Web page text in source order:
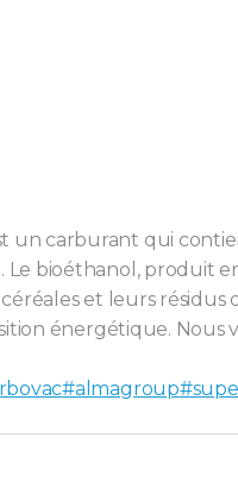
un carburant qui
Le bioéthanol, produit
et leurs
énergétique. Nous
#almagroup